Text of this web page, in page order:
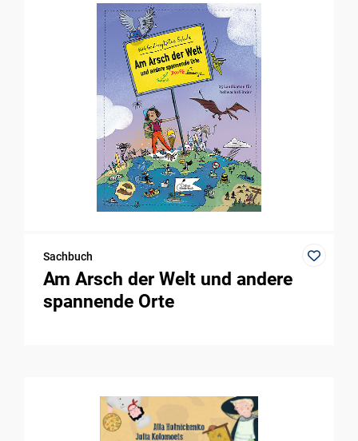
Sachbuch
Am Arsch der Welt und andere
spannende Orte